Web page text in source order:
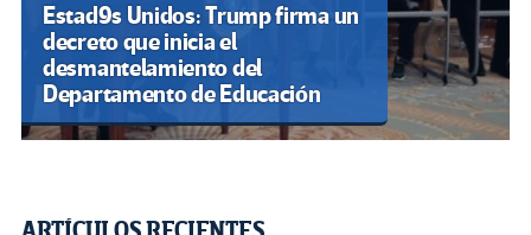
Estad9s Unidos: Trump firma un
decreto que inicia el
desmantelamiento del
Departamento de Educación